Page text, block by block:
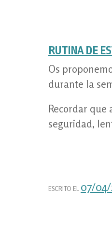
RUTINA DE
Os
durante la
Recordar que
seguridad,
ESCRITO EL 07/